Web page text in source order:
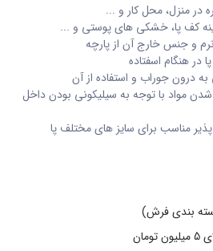
در منزل، محل کار و ...
کف پا، خشکی های پوستی و ...
و جنس خارج آن از پارچه
هنگام اسفتاده
درون جوراب و استفاده از آن
مواد با توجه به سیلیکونی بودن داخل
مناسب برای سایز های مختلف پا
بندی فرش)